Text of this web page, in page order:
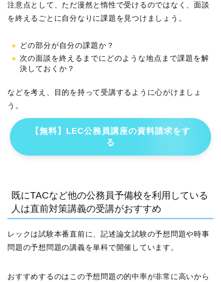
注意点として、ただ漫然と惰性で受けるのではなく、面談
を終えるごとに自分なりに課題を見つけましょう。
どの部分が自分の課題か？
次の面談を終えるまでにどのような地点まで課題を解
決しておくか？
などを考え、目的を持って受講するように心がけましょ
う。
【無料】LEC公務員講座の資料請求をす
る
既にTACなど他の公務員予備校を利用している
人は直前対策講義の受講がおすすめ
レックは試験本番直前に、記述論文試験の予想問題や時事
問題の予想問題の講義を単科で開催しています。
おすすめするのはこの予想問題の的中率が非常に高いから